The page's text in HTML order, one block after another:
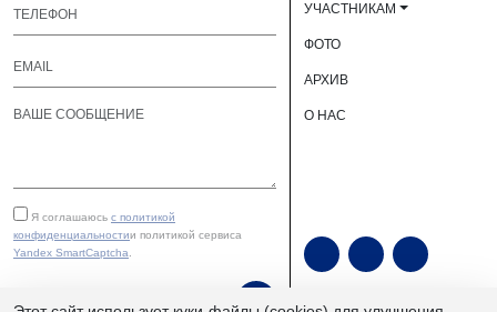
Я соглашаюсь с политикой
конфиденциальностии политикой сервиса
Yandex SmartCaptcha
УЧАСТНИКАМ
ФОТО
АРХИВ
О НАС